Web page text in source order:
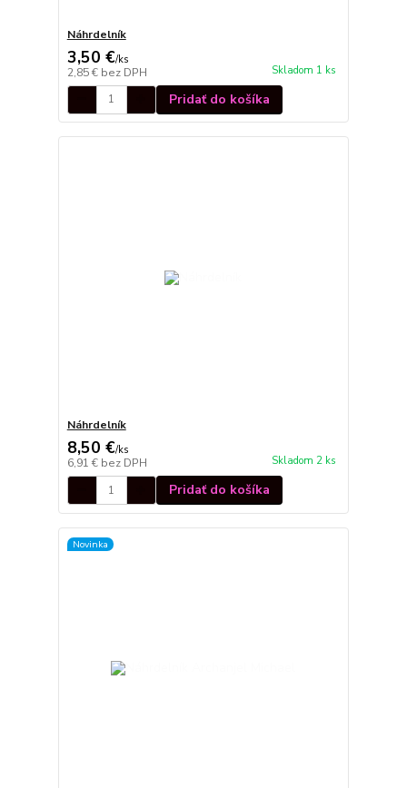
Náhrdelník
3,50 €/ks
2,85 € bez DPH Skladom 1 ks
Pridať do košíka
Náhrdelník
8,50 €/ks
6,91 € bez DPH Skladom 2 ks
Pridať do košíka
Novinka